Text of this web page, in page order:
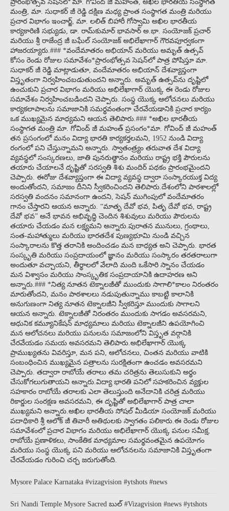
ప్రారంభోత్సవ సెషన్‌లో మా. గోవింద్ జీ మహంత్, అఖిల భారతీయ సంస్థాగత
మంత్రి, మా. సుధాకర్ జీ రెడ్డి దక్షిణ మధ్య ప్రాంత సంస్థాగత మంత్రి మరియు
ప్రచార విభాగం ఇంచార్జ్, మా. లలిత్ బిహారీ గోస్వామి అఖిల భారతీయ
కార్యకారిణి సభ్యుడు, డా. రామ్‌కుమార్ భావసార్ అ.భా. సంయోజక్ ప్రచార్
మరియు శ్రీ రాజేంద్ర జీ బఘేల్ సంయోజక్ అభిలేఖాగార్ గౌరవపూర్వకంగా
హాజరయ్యారు.### *వందేమాతరం అభియాన్ మరియు అమృత్ ఉత్సవ్
కోసం రెండు రోజుల సమావేశం*ప్రారంభోత్సవ సెషన్‌లో పాత్ర పోషిస్తూ మా.
సుధాకర్ జీ రెడ్డి మాట్లాడుతూ, వందేమాతరం అభియాన్ దేశవ్యాప్తంగా
విస్తృతంగా నిర్వహించబడుతుందని అన్నారు. అమృత్ ఉత్సవ్‌ను దృష్టిలో
ఉంచుకుని ప్రచార విభాగం మరియు అభిలేఖాగార్ యొక్క ఈ రెండు రోజుల
సమావేశం నిర్వహించబడిందని చెప్పారు. సంస్థ యొక్క ఆలోచనలు మరియు
కార్యకలాపాలను సమాజానికి సమర్థవంతంగా చేరవేయడానికి ప్రచార కార్యం
ఒక ముఖ్యమైన మాధ్యమని ఆయన తెలిపారు.### *అఖిల భారతీయ
సంస్థాగత మంత్రి మా. గోవింద్ జీ మహంత్ ప్రసంగం*మా. గోవింద్ జీ మహంత్
తన ప్రసంగంలో మనం విద్యా భారతి కార్యకర్తలమని, 1952 నుండి విద్యా
రంగంలో పని చేస్తున్నామని అన్నారు. స్వాతంత్ర్యం తరువాత దేశ విద్యా
వ్యవస్థలో సంస్కరణలు, జాతి పునరుత్థానం మరియు రాష్ట్ర భక్తి పౌరులను
తయారు చేయాలనే దృష్టితో సరస్వతి శిశు మందిర్ పథకం ప్రారంభమైందని
చెప్పారు. ఈరోజు దేశవ్యాప్తంగా ఈ విద్యా వ్యవస్థ ద్వారా సంస్కారయుక్త విద్య
అందుతోందని, సమాజం దీనిని స్వీకరించిందని తెలిపారు.దేశంలోని పాఠశాలల్లో
సరస్వతి వందనం సమానంగా ఉందని, సెషన్ ముగింపులో వందేమాతరం
గానం చేస్తారని ఆయన అన్నారు. “మాతృ దేవో భవ, పితృ దేవో భవ, రాష్ట్ర
దేవో భవ” అనే భావన అభివృద్ధి చెందిన శిశువులు మరియు పౌరులను
తయారు చేయడం మన లక్ష్యమని అన్నారు.పురాతన మునులు, గ్రంథాలు,
సంత-మహాత్ములు మరియు భారతదేశ పుణ్యభూమి నుండి వచ్చిన
సంస్కారాలను కొత్త తరానికి అందించడం మన బాధ్యత అని చెప్పారు. భారత
సంస్కృతి మరియు సంప్రదాయంలో జ్ఞానం మరియు సంస్కారం తరతరాలుగా
అందుతూ వచ్చాయని, తీర్థాలలో వేలాది మంది ఒకేసారి స్నానం చేయడం
మన విశ్వాసం మరియు సాంస్కృతిక సంప్రదాయానికి ఉదాహరణ అని
అన్నారు.### *నిత్య నూతన టెక్నాలజీతో ముందుకు సాగాలి*కాలం నిరంతరం
మారుతోందని, మనం పాఠశాలలు నడుపుతున్నాము కాబట్టి కాలానికి
అనుగుణంగా నిత్య నూతన టెక్నాలజీని స్వీకరిస్తూ ముందుకు సాగాలని
ఆయన అన్నారు. టెక్నాలజీతో నిరంతరం ముందుకు సాగడం అవసరమని,
ఆధునిక కమ్యూనికేషన్ మాధ్యమాలు మరియు టెక్నాలజీని ఉపయోగించి
మన ఆలోచనలు మరియు పనులను సమాజంలోని విస్తృత వర్గానికి
చేరవేయడం సమయ అవసరమని తెలిపారు.అభిలేఖాగార్ యొక్క
ప్రాముఖ్యతను వివరిస్తూ, మన పని, ఆలోచనలు, చింతన మరియు వాటికి
సంబంధించిన ముఖ్యమైన పత్రాలను సురక్షితంగా ఉంచడం అవసరమని
చెప్పారు. తద్వారా రాబోయే తరాలు తమ చరిత్రను తెలుసుకుని అర్థం
చేసుకోగలుగుతాయని అన్నారు.విద్యా భారతి పనిలో సహకరించిన వ్యక్తుల
సహకారం రాబోయే తరాలకు ఎలా తెలుస్తుంది అనేదానికి చరిత్ర మరియు
రికార్డుల సంరక్షణ అవసరమని, ఈ దృష్టితో అభిలేఖాగార్ పాత్ర చాలా
ముఖ్యమని అన్నారు.అఖిల భారతీయ సోషల్ మీడియా సంయోజక్ మరియు
పదాధికారి శ్రీ ఆలోక్ జీ తివారీ అతిథులకు స్వాగతం పలికారు.ఈ రెండు రోజుల
సమావేశంలో ప్రచార విభాగం మరియు అభిలేఖాగార్ యొక్క పనుల సమీక్ష,
రాబోయే ప్రణాళికలు, సాంకేతిక మాధ్యమాల సమర్థవంతమైన ఉపయోగం
మరియు సంస్థ యొక్క పని మరియు ఆలోచనలను సమాజానికి విస్తృతంగా
చేరవేయడం గురించి చర్చ జరుగుతోంది.
Mysore Palace Karnataka #vizagvision #ytshots #news
Sri Nandi Temple Mysore Sacred బుల్ #Vizagvision #news #ytshots